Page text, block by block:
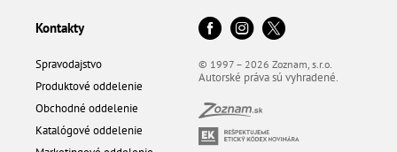
Kontakty
Spravodajstvo
Produktové oddelenie
Obchodné oddelenie
Katalógové oddelenie
© 1997 – 2026 Zoznam, s.r.o.
Autorské práva sú vyhradené.